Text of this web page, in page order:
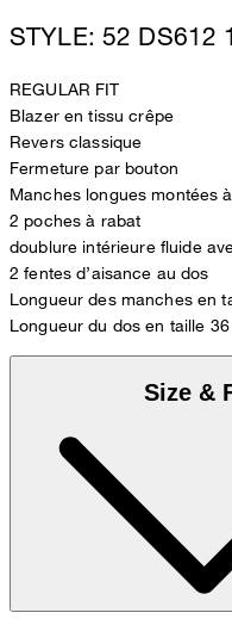
STYLE: 52 DS612
REGULAR FIT
Blazer en tissu crêpe
Revers classique
Fermeture par bouton
Manches longues montées
2 poches à rabat
doublure intérieure fluide
2 fentes d’aisance au dos
Longueur des manches en
Longueur du dos en taille
Size &